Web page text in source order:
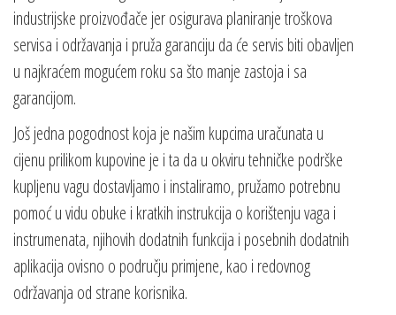
industrijske proizvođače jer osigurava planiranje troškova
servisa i održavanja i pruža garanciju da će servis biti obavljen
u najkraćem mogućem roku sa što manje zastoja i sa
garancijom.
Još jedna pogodnost koja je našim kupcima uračunata u
cijenu prilikom kupovine je i ta da u okviru tehničke podrške
kupljenu vagu dostavljamo i instaliramo, pružamo potrebnu
pomoć u vidu obuke i kratkih instrukcija o korištenju vaga i
instrumenata, njihovih dodatnih funkcija i posebnih dodatnih
aplikacija ovisno o području primjene, kao i redovnog
održavanja od strane korisnika.